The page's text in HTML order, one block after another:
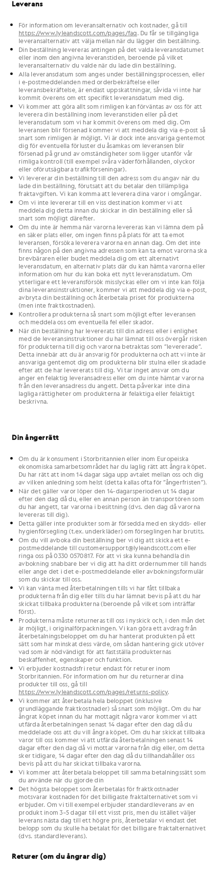
Leverans
För information om leveransalternativ och kostnader, gå till
https://www.lyleandscott.com/pages/faq. Du får se tillgängliga
leveransalternativ att välja mellan när du lägger din beställning.
Din beställning levereras antingen på det valda leveransdatumet
eller inom den angivna leveranstiden, beroende på vilket
leveransalternativ du valde när du lade din beställning.
Alla leveransdatum som anges under beställningsprocessen, eller
i e-postmeddelanden med orderbekräftelse eller
leveransbekräftelse, är endast uppskattningar, såvida vi inte har
kommit överens om ett specifikt leveransdatum med dig.
Vi kommer att göra allt som rimligen kan förväntas av oss för att
leverera din beställning inom leveranstiden eller på det
leveransdatum som vi har kommit överens om med dig. Om
leveransen blir försenad kommer vi att meddela dig via e-post så
snart som rimligen är möjligt. Vi är dock inte ansvariga gentemot
dig för eventuella förluster du åsamkas om leveransen blir
försenad på grund av omständigheter som ligger utanför vår
rimliga kontroll (till exempel svåra väderförhållanden, olyckor
eller oförutsägbara trafikförseningar).
Vi levererar din beställning till den adress som du angav när du
lade din beställning, förutsatt att du betalar den tillämpliga
fraktavgiften. Vi kan komma att leverera dina varor i omgångar.
Om vi inte levererar till en viss destination kommer vi att
meddela dig detta innan du skickar in din beställning eller så
snart som möjligt därefter.
Om du inte är hemma när varorna levereras kan vi lämna dem på
en säker plats eller, om ingen finns på plats för att ta emot
leveransen, försöka leverera varorna en annan dag. Om det inte
finns någon på den angivna adressen som kan ta emot varorna ska
brevbäraren eller budet meddela dig om ett alternativt
leveransdatum, en alternativ plats där du kan hämta varorna eller
information om hur du kan boka ett nytt leveransdatum. Om
ytterligare ett leveransförsök misslyckas eller om vi inte kan följa
dina leveransinstruktioner, kommer vi att meddela dig via e-post,
avbryta din beställning och återbetala priset för produkterna
(men inte fraktkostnaden).
Kontrollera produkterna så snart som möjligt efter leveransen
och meddela oss om eventuella fel eller skador.
När din beställning har levererats till din adress eller i enlighet
med de leveransinstruktioner du har lämnat till oss övergår risken
för produkterna till dig och varorna betraktas som ”levererade”.
Detta innebär att du är ansvarig för produkterna och att vi inte är
ansvariga gentemot dig om produkterna blir stulna eller skadade
efter att de har levererats till dig. Vi tar inget ansvar om du
anger en felaktig leveransadress eller om du inte hämtar varorna
från den leveransadress du angett. Detta påverkar inte dina
lagliga rättigheter om produkterna är felaktiga eller felaktigt
beskrivna.
Din ångerrätt
Om du är konsument i Storbritannien eller inom Europeiska
ekonomiska samarbetsområdet har du laglig rätt att ångra köpet.
Du har rätt att inom 14 dagar säga upp avtalet mellan oss och dig
av vilken anledning som helst (detta kallas ofta för ”ångerfristen”).
När det gäller varor löper den 14-dagarsperioden ut 14 dagar
efter den dag då du, eller en annan person än transportören som
du har angett, tar varorna i besittning (dvs. den dag då varorna
levereras till dig).
Detta gäller inte produkter som är försedda med en skydds- eller
hygienförsegling (t.ex. underkläder) om förseglingen har brutits.
Om du vill avboka din beställning ber vi dig att skicka ett e-
postmeddelande till customersupport@lyleandscott.com eller
ringa oss på 0330 0570817. För att vi ska kunna behandla din
avbokning snabbare ber vi dig att ha ditt ordernummer till hands
eller ange det i det e-postmeddelande eller avbokningsformulär
som du skickar till oss.
Vi kan vänta med återbetalningen tills vi har fått tillbaka
produkterna från dig eller tills du har lämnat bevis på att du har
skickat tillbaka produkterna (beroende på vilket som inträffar
först).
Produkterna måste returneras till oss i nyskick och, i den mån det
är möjligt, i originalförpackningen. Vi kan göra ett avdrag från
återbetalningsbeloppet om du har hanterat produkten på ett
sätt som har minskat dess värde, om sådan hantering gick utöver
vad som är nödvändigt för att fastställa produkternas
beskaffenhet, egenskaper och funktion.
Vi erbjuder kostnadsfri retur endast för returer inom
Storbritannien. För information om hur du returnerar dina
produkter till oss, gå till
https://www.lyleandscott.com/pages/returns-policy.
Vi kommer att återbetala hela beloppet (inklusive
grundläggande fraktkostnader) så snart som möjligt. Om du har
ångrat köpet innan du har mottagit några varor kommer vi att
utfärda återbetalningen senast 14 dagar efter den dag då du
meddelade oss att du vill ångra köpet. Om du har skickat tillbaka
varor till oss kommer vi att utfärda återbetalningen senast 14
dagar efter den dag då vi mottar varorna från dig eller, om detta
sker tidigare, 14 dagar efter den dag då du tillhandahåller oss
bevis på att du har skickat tillbaka varorna.
Vi kommer att återbetala beloppet till samma betalningssätt som
du använde när du gjorde din
Det högsta beloppet som återbetalas för fraktkostnader
motsvarar kostnaden för det billigaste fraktalternativet som vi
erbjuder. Om vi till exempel erbjuder standardleverans av en
produkt inom 3–5 dagar till ett visst pris, men du istället väljer
leverans nästa dag till ett högre pris, återbetalar vi endast det
belopp som du skulle ha betalat för det billigare fraktalternativet
(dvs. standardleverans).
Returer (om du ångrar dig)